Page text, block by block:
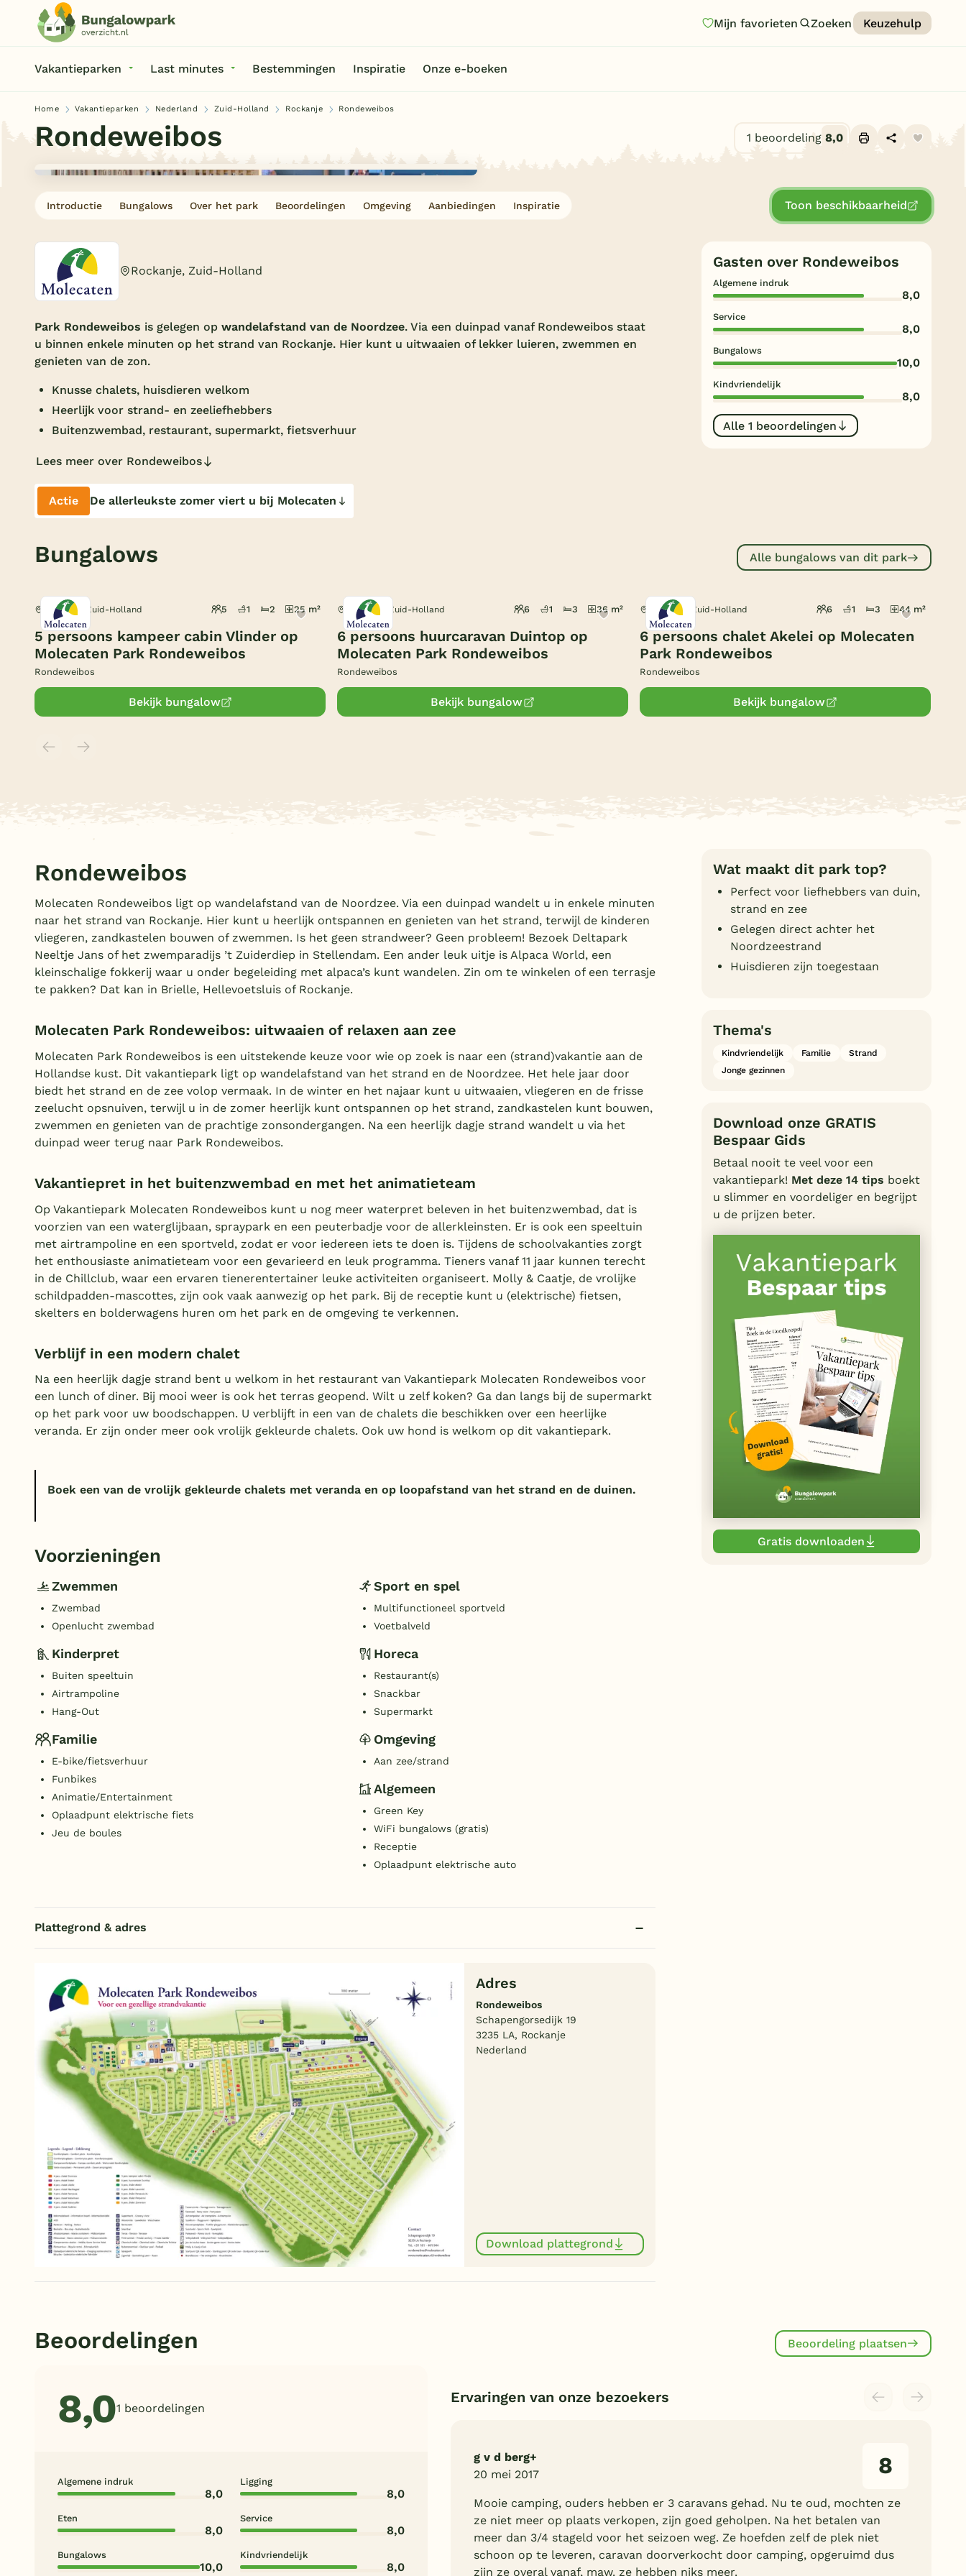
Mijn favorieten Zoeken Keuzehulp
Vakantieparken Last minutes Bestemmingen Inspiratie Onze e-boeken
Onze vakantiegidsen
Vakantieparken
Subtropisch zwembad
Overdekt zwembad
Wildwaterbaan
Indoor speeltuin
Texel
Limburg
Duitsland
België
Blog
Home Vakantieparken Nederland Zuid-Holland Rockanje Rondeweibos
Rondeweibos 1 beoordeling 8,0
Introductie Bungalows Over het park Beoordelingen Omgeving Aanbiedingen Inspiratie Toon beschikbaarheid
Rockanje, Zuid-Holland
Park Rondeweibos is gelegen op wandelafstand van de Noordzee. Via een duinpad vanaf Rondeweibos staat
u binnen enkele minuten op het strand van Rockanje. Hier kunt u uitwaaien of lekker luieren, zwemmen en
genieten van de zon.
Knusse chalets, huisdieren welkom
Heerlijk voor strand- en zeeliefhebbers
Buitenzwembad, restaurant, supermarkt, fietsverhuur
Lees meer over Rondeweibos
Actie De allerleukste zomer viert u bij Molecaten
Gasten over Rondeweibos
Algemene indruk
8,0
Service
8,0
Bungalows
10,0
Kindvriendelijk
8,0
Alle 1 beoordelingen
Bungalows Alle bungalows van dit park
Rockanje, Zuid-Holland 5 1 2 25 m²
5 persoons kampeer cabin Vlinder op
Molecaten Park Rondeweibos
Rondeweibos
Bekijk bungalow
Rockanje, Zuid-Holland 6 1 3 36 m²
6 persoons huurcaravan Duintop op
Molecaten Park Rondeweibos
Rondeweibos
Bekijk bungalow
Rockanje, Zuid-Holland 6 1 3 44 m²
6 persoons chalet Akelei op Molecaten
Park Rondeweibos
Rondeweibos
Bekijk bungalow
Rondeweibos
Molecaten Rondeweibos ligt op wandelafstand van de Noordzee. Via een duinpad wandelt u in enkele minuten
naar het strand van Rockanje. Hier kunt u heerlijk ontspannen en genieten van het strand, terwijl de kinderen
vliegeren, zandkastelen bouwen of zwemmen. Is het geen strandweer? Geen probleem! Bezoek Deltapark
Neeltje Jans of het zwemparadijs ’t Zuiderdiep in Stellendam. Een ander leuk uitje is Alpaca World, een
kleinschalige fokkerij waar u onder begeleiding met alpaca’s kunt wandelen. Zin om te winkelen of een terrasje
te pakken? Dat kan in Brielle, Hellevoetsluis of Rockanje.
Molecaten Park Rondeweibos: uitwaaien of relaxen aan zee
Molecaten Park Rondeweibos is een uitstekende keuze voor wie op zoek is naar een (strand)vakantie aan de
Hollandse kust. Dit vakantiepark ligt op wandelafstand van het strand en de Noordzee. Het hele jaar door
biedt het strand en de zee volop vermaak. In de winter en het najaar kunt u uitwaaien, vliegeren en de frisse
zeelucht opsnuiven, terwijl u in de zomer heerlijk kunt ontspannen op het strand, zandkastelen kunt bouwen,
zwemmen en genieten van de prachtige zonsondergangen. Na een heerlijk dagje strand wandelt u via het
duinpad weer terug naar Park Rondeweibos.
Vakantiepret in het buitenzwembad en met het animatieteam
Op Vakantiepark Molecaten Rondeweibos kunt u nog meer waterpret beleven in het buitenzwembad, dat is
voorzien van een waterglijbaan, spraypark en een peuterbadje voor de allerkleinsten. Er is ook een speeltuin
met airtrampoline en een sportveld, zodat er voor iedereen iets te doen is. Tijdens de schoolvakanties zorgt
het enthousiaste animatieteam voor een gevarieerd en leuk programma. Tieners vanaf 11 jaar kunnen terecht
in de Chillclub, waar een ervaren tienerentertainer leuke activiteiten organiseert. Molly & Caatje, de vrolijke
schildpadden-mascottes, zijn ook vaak aanwezig op het park. Bij de receptie kunt u (elektrische) fietsen,
skelters en bolderwagens huren om het park en de omgeving te verkennen.
Verblijf in een modern chalet
Na een heerlijk dagje strand bent u welkom in het restaurant van Vakantiepark Molecaten Rondeweibos voor
een lunch of diner. Bij mooi weer is ook het terras geopend. Wilt u zelf koken? Ga dan langs bij de supermarkt
op het park voor uw boodschappen. U verblijft in een van de chalets die beschikken over een heerlijke
veranda. Er zijn onder meer ook vrolijk gekleurde chalets. Ook uw hond is welkom op dit vakantiepark.
Boek een van de vrolijk gekleurde chalets met veranda en op loopafstand van het strand en de duinen.
Voorzieningen
Zwemmen
Zwembad
Openlucht zwembad
Kinderpret
Buiten speeltuin
Airtrampoline
Hang-Out
Familie
E-bike/fietsverhuur
Funbikes
Animatie/Entertainment
Oplaadpunt elektrische fiets
Jeu de boules
Sport en spel
Multifunctioneel sportveld
Voetbalveld
Horeca
Restaurant(s)
Snackbar
Supermarkt
Omgeving
Aan zee/strand
Algemeen
Green Key
WiFi bungalows (gratis)
Receptie
Oplaadpunt elektrische auto
Plattegrond & adres
Adres
Rondeweibos
Schapengorsedijk 19
3235 LA, Rockanje
Nederland
Download plattegrond
Wat maakt dit park top?
Perfect voor liefhebbers van duin,
strand en zee
Gelegen direct achter het
Noordzeestrand
Huisdieren zijn toegestaan
Thema's
Kindvriendelijk Familie
Strand
Jonge gezinnen
Download onze GRATIS
Bespaar Gids
Betaal nooit te veel voor een
vakantiepark! Met deze 14 tips boekt
u slimmer en voordeliger en begrijpt
u de prijzen beter.
Gratis downloaden
Beoordelingen Beoordeling plaatsen
8,01 beoordelingen
Algemene indruk
8,0
Ligging
8,0
Eten
8,0
Service
8,0
Bungalows
10,0
Kindvriendelijk
8,0
Ervaringen van onze bezoekers
g v d berg+
20 mei 2017
8
Mooie camping, ouders hebben er 3 caravans gehad. Nu te oud, mochten ze
ze niet meer op plaats verkopen, zijn goed geholpen. Na het betalen van
meer dan 3/4 stageld voor het seizoen weg. Ze hoefden zelf de plek niet
schoon op te leveren, caravan doorverkocht door camping, opgeruimd dus
zijn ze overal vanaf, maw. ze hebben niks meer.